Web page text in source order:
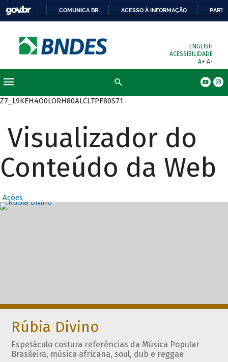
COMUNICA BR ACESSO À INFORMAÇÃO
ENGLISH
ACESSIBILIDADE
A+ A-
Z7_L9KEH4O0LORH80ALCLTPF80S71
Visualizador do
Conteúdo da Web
Ações
Destaques
Rúbia Divino
Espetáculo costura referências da Música Popular
Brasileira, música africana, soul, dub e reggae